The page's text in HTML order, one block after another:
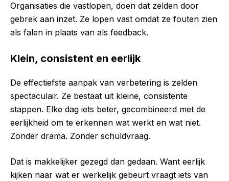
Organisaties die vastlopen, doen dat zelden door
gebrek aan inzet. Ze lopen vast omdat ze fouten zien
als falen in plaats van als feedback.
Klein, consistent en eerlijk
De effectiefste aanpak van verbetering is zelden
spectaculair. Ze bestaat uit kleine, consistente
stappen. Elke dag iets beter, gecombineerd met de
eerlijkheid om te erkennen wat werkt en wat niet.
Zonder drama. Zonder schuldvraag.
Dat is makkelijker gezegd dan gedaan. Want eerlijk
kijken naar wat er werkelijk gebeurt vraagt iets van